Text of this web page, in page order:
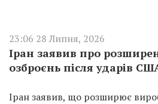
23:06 28 Липня, 2026
Іран заявив про
озброєнь після ударів
Іран заявив, що розширює